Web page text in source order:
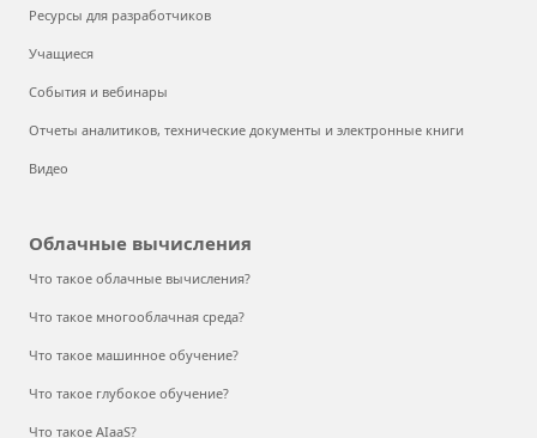
Ресурсы для разработчиков
Учащиеся
События и вебинары
Отчеты аналитиков, технические документы и электронные книги
Видео
Облачные вычисления
Что такое облачные вычисления?
Что такое многооблачная среда?
Что такое машинное обучение?
Что такое глубокое обучение?
Что такое AIaaS?